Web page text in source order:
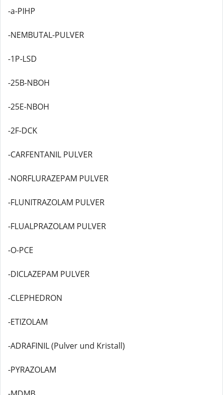
-a-PIHP
-NEMBUTAL-PULVER
-1P-LSD
-25B-NBOH
-25E-NBOH
-2F-DCK
-CARFENTANIL PULVER
-NORFLURAZEPAM PULVER
-FLUNITRAZOLAM PULVER
-FLUALPRAZOLAM PULVER
-O-PCE
-DICLAZEPAM PULVER
-CLEPHEDRON
-ETIZOLAM
-ADRAFINIL (Pulver und Kristall)
-PYRAZOLAM